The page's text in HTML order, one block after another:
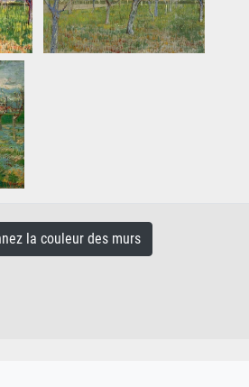
la couleur des murs